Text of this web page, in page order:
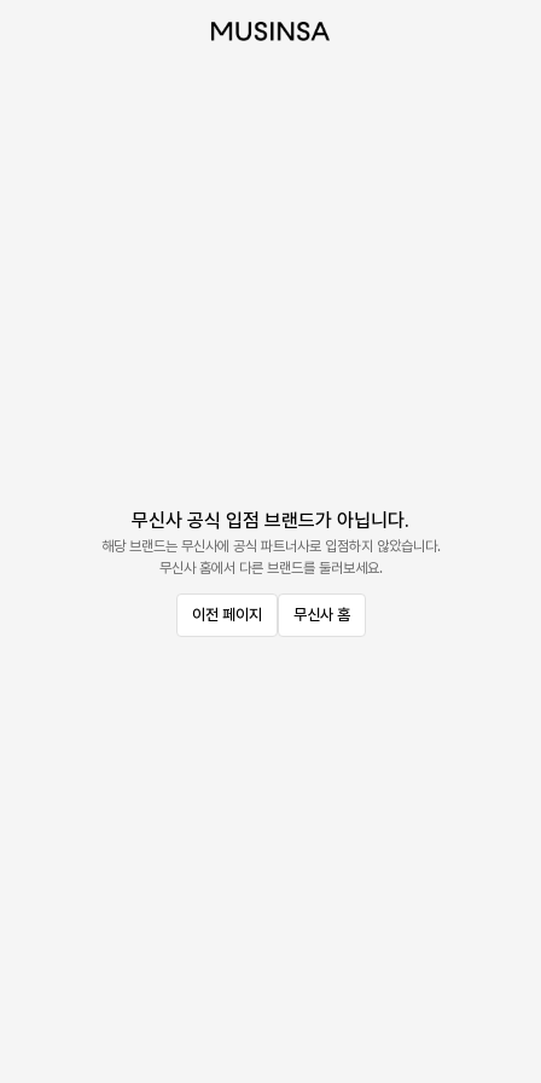
무신사 공식 입점 브랜드가 아닙니다.
해당 브랜드는 무신사에 공식 파트너사로 입점하지 않았습니다.
무신사 홈에서 다른 브랜드를 둘러보세요.
이전 페이지 무신사 홈